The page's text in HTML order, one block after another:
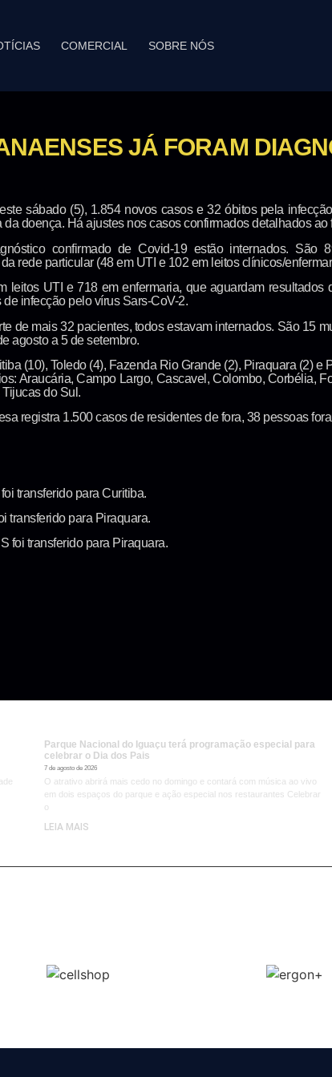
COMERCIAL SOBRE NÓS
JÁ FORAM
sábado (5), 1.854 novos casos e 32 óbitos pela
doença. Há ajustes nos casos confirmados detalhados ao
confirmado de Covid-19 estão internados.
rede particular (48 em UTI e 102 em leitos clínicos/
leitos UTI e 718 em enfermaria, que aguardam
infecção pelo vírus Sars-CoV-2.
de mais 32 pacientes, todos estavam internados. São 15
agosto a 5 de setembro.
(10), Toledo (4), Fazenda Rio Grande (2), Piraquara (2) e
Araucária, Campo Largo, Cascavel, Colombo, Corbélia,
do Sul.
registra 1.500 casos de residentes de fora, 38 pessoas
transferido para Curitiba.
transferido para Piraquara.
foi transferido para Piraquara.
Parque Nacional do Iguaçu terá programação especial para
celebrar o Dia dos Pais
7 de agosto de 2026
O atrativo abrirá mais cedo no domingo e contará com música ao vivo
em dois espaços do parque e ação especial nos restaurantes Celebrar
o
LEIA MAIS